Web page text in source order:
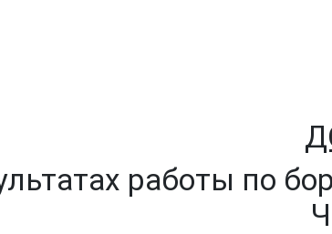
работы по